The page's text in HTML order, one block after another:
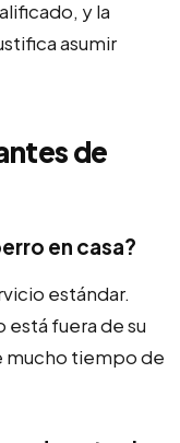
y la
asumir
de
en casa?
estándar.
está fuera de su
mucho tiempo de